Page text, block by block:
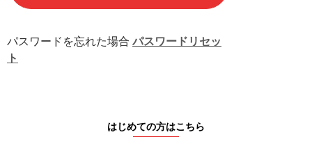
パスワードを忘れた場合 パスワードリセッ
ト
はじめての方はこちら